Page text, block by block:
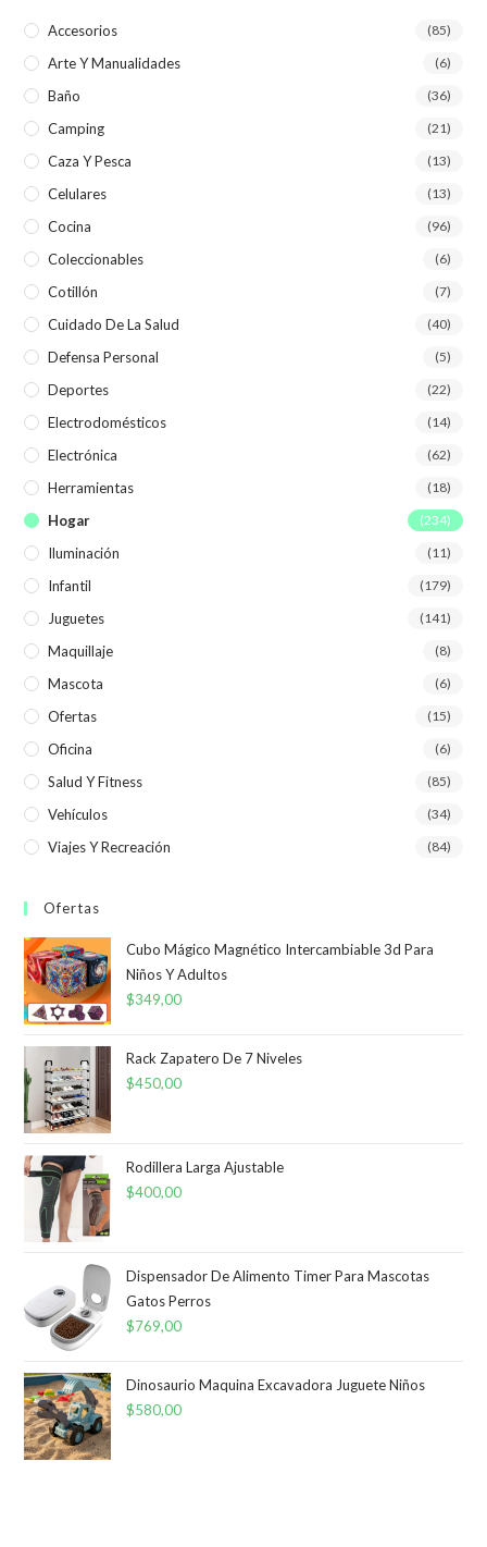
Accesorios (85)
Arte Y Manualidades (6)
Baño (36)
Camping (21)
Caza Y Pesca (13)
Celulares (13)
Cocina (96)
Coleccionables (6)
Cotillón (7)
Cuidado De La Salud (40)
Defensa Personal (5)
Deportes (22)
Electrodomésticos (14)
Electrónica (62)
Herramientas (18)
Hogar (234)
Iluminación (11)
Infantil (179)
Juguetes (141)
Maquillaje (8)
Mascota (6)
Ofertas (15)
Oficina (6)
Salud Y Fitness (85)
Vehículos (34)
Viajes Y Recreación (84)
Ofertas
Cubo Mágico Magnético Intercambiable 3d Para
Niños Y Adultos
$349,00
Rack Zapatero De 7 Niveles
$450,00
Rodillera Larga Ajustable
$400,00
Dispensador De Alimento Timer Para Mascotas
Gatos Perros
$769,00
Dinosaurio Maquina Excavadora Juguete Niños
$580,00